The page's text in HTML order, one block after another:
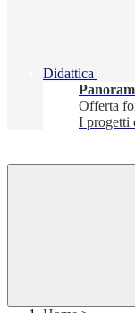
Didattica
Offerta
I progetti